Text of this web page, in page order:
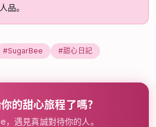
品。
#SugarBee #甜心日記
的甜心旅程了嗎？
遇見真誠對待你的人。